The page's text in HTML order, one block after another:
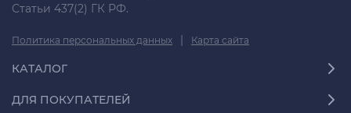
Статьи 437(2) ГК РФ.
Политика персональных данных | Карта сайта
КАТАЛОГ
ДЛЯ ПОКУПАТЕЛЕЙ